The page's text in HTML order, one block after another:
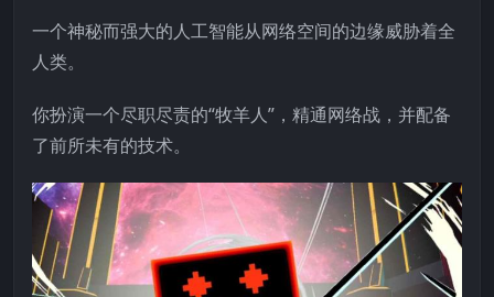
一个神秘而强大的人工智能从网络空间的边缘威胁着全
人类。
你扮演一个尽职尽责的“牧羊人”，精通网络战，并配备
了前所未有的技术。